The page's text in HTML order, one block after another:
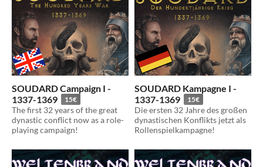
SOUDARD Campaign I -
1337-1369
15€
The first 32 years of the great
dynastic conflict now as a role-
playing campaign!
SOUDARD Kampagne I -
1337-1369
15€
Die ersten 32 Jahre des großen
dynastischen Konflikts jetzt als
Rollenspielkampagne!